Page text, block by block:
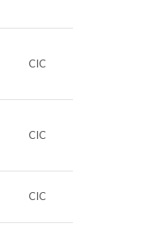
CIC
CIC
CIC